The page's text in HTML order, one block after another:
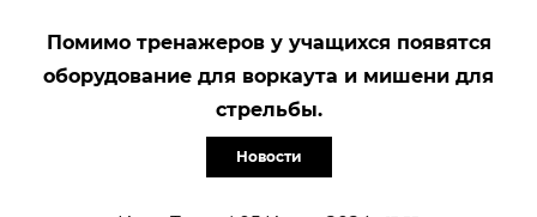
Помимо тренажеров у учащихся появятся
оборудование для воркаута и мишени для
стрельбы.
Новости